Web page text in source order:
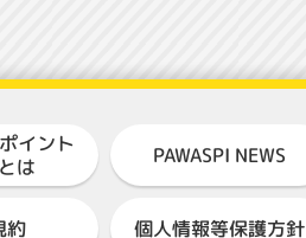
イント
は PAWASPI NEWS
約 個人情報等保護方針